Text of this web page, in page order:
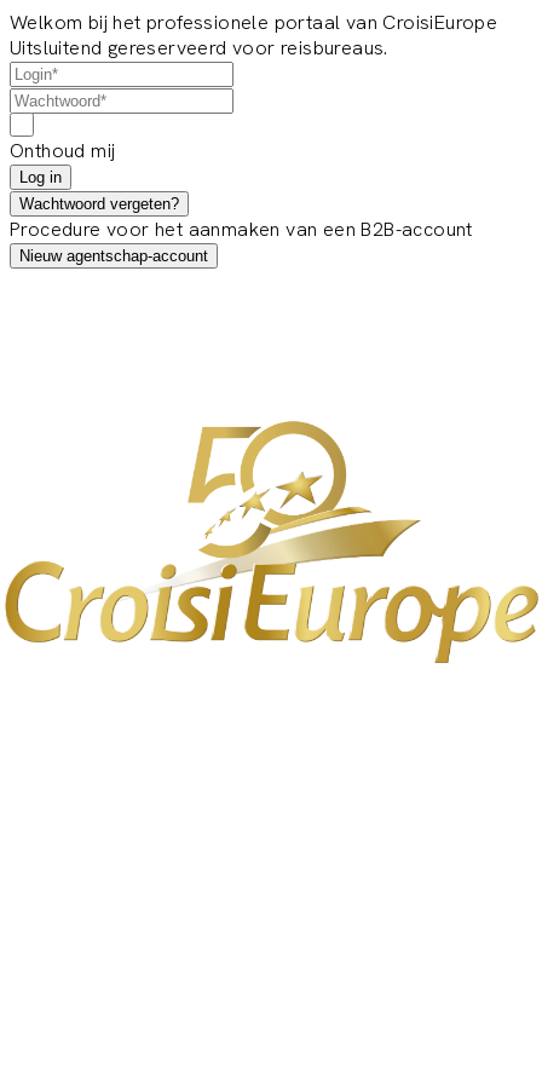
Welkom bij het professionele portaal van CroisiEurope
Uitsluitend gereserveerd voor reisbureaus.
Onthoud mij
Log in
Wachtwoord vergeten?
Procedure voor het aanmaken van een B2B-account
Nieuw agentschap-account